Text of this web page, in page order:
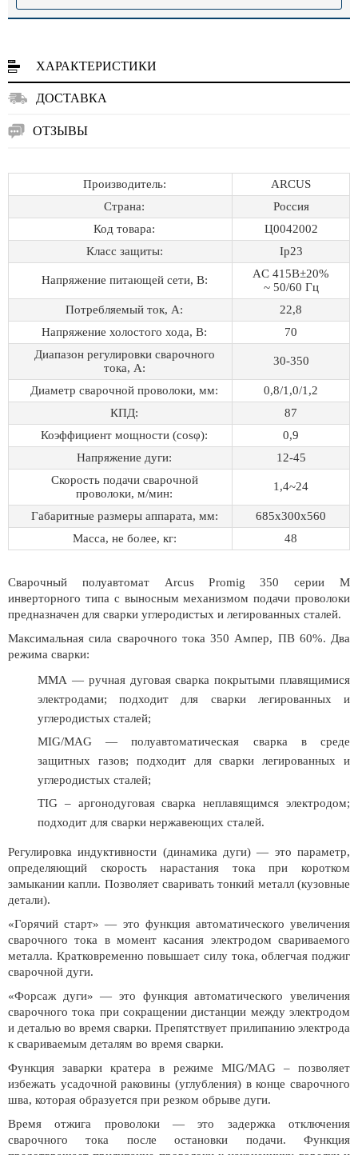
ХАРАКТЕРИСТИКИ
ДОСТАВКА
ОТЗЫВЫ
Производитель:
ARCUS
Страна:
Россия
Код товара:
Ц0042002
Класс защиты:
Ip23
Напряжение питающей сети, В:
AC 415В±20%
~ 50/60 Гц
Потребляемый ток, А:
22,8
Напряжение холостого хода, В:
70
Диапазон регулировки сварочного
тока, А:
30-350
Диаметр сварочной проволоки, мм:
0,8/1,0/1,2
КПД:
87
Коэффициент мощности (cosφ):
0,9
Напряжение дуги:
12-45
Скорость подачи сварочной
проволоки, м/мин:
1,4~24
Габаритные размеры аппарата, мм:
685х300х560
Масса, не более, кг:
48
Сварочный полуавтомат Arcus Promig 350 серии М
инверторного типа с выносным механизмом подачи проволоки
предназначен для сварки углеродистых и легированных сталей.
Максимальная сила сварочного тока 350 Ампер, ПВ 60%. Два
режима сварки:
ММА — ручная дуговая сварка покрытыми плавящимися
электродами; подходит для сварки легированных и
углеродистых сталей;
MIG/MAG — полуавтоматическая сварка в среде
защитных газов; подходит для сварки легированных и
углеродистых сталей;
TIG – аргонодуговая сварка неплавящимся электродом;
подходит для сварки нержавеющих сталей.
Регулировка индуктивности (динамика дуги) — это параметр,
определяющий скорость нарастания тока при коротком
замыкании капли. Позволяет сваривать тонкий металл (кузовные
детали).
«Горячий старт» — это функция автоматического увеличения
сварочного тока в момент касания электродом свариваемого
металла. Кратковременно повышает силу тока, облегчая поджиг
сварочной дуги.
«Форсаж дуги» — это функция автоматического увеличения
сварочного тока при сокращении дистанции между электродом
и деталью во время сварки. Препятствует прилипанию электрода
к свариваемым деталям во время сварки.
Функция заварки кратера в режиме MIG/MAG – позволяет
избежать усадочной раковины (углубления) в конце сварочного
шва, которая образуется при резком обрыве дуги.
Время отжига проволоки — это задержка отключения
сварочного тока после остановки подачи. Функция